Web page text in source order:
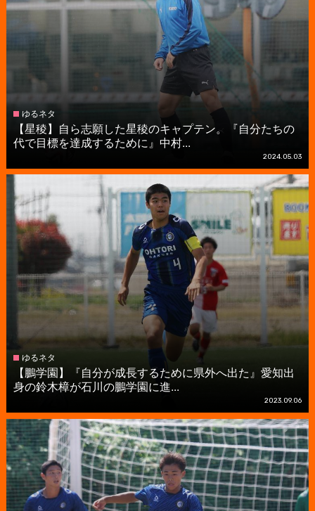
ゆるネタ
【星稜】自ら志願した星稜のキャプテン。『自分たちの
代で目標を達成するために』中村...
2024.05.03
ゆるネタ
【鵬学園】『自分が成長するために県外へ出た』愛知出
身の鈴木樟が石川の鵬学園に進...
2023.09.06